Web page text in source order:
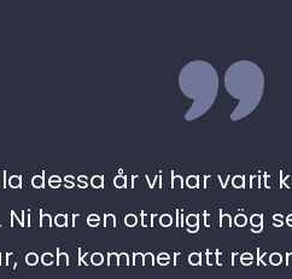
dessa år vi har varit
har en otroligt hög
och kommer att